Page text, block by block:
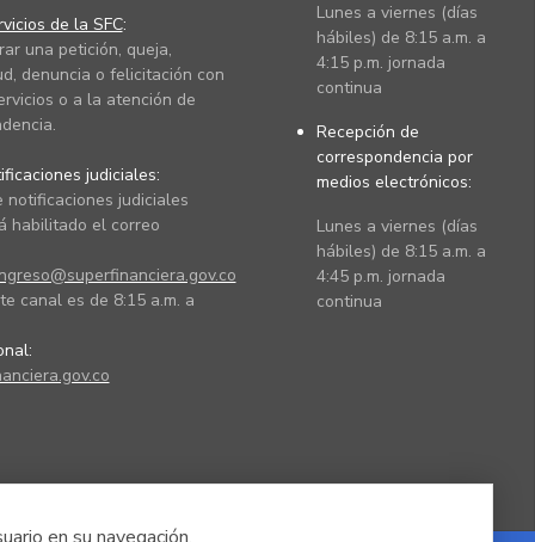
de la SFC:
una petición, queja,
denuncia o felicitación con
o a la atención de
judiciales:
notificaciones judiciales
habilitado el correo
canal es de 8:15 a.m. a
Lunes a viernes (días
hábiles) de 8:15 a.m. a
4:15 p.m. jornada
continua
Recepción de
correspondencia por
medios electrónicos:
Lunes a viernes (días
hábiles) de 8:15 a.m. a
4:45 p.m. jornada
continua